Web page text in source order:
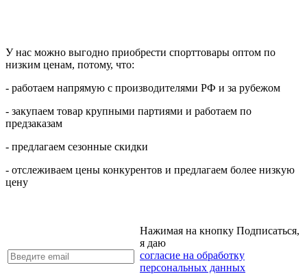
У нас можно выгодно приобрести спорттовары оптом по
низким ценам, потому, что:
- работаем напрямую с производителями РФ и за рубежом
- закупаем товар крупными партиями и работаем по
предзаказам
- предлагаем сезонные скидки
- отслеживаем цены конкурентов и предлагаем более низкую
цену
Нажимая на кнопку Подписаться,
я даю
согласие на обработку
персональных данных